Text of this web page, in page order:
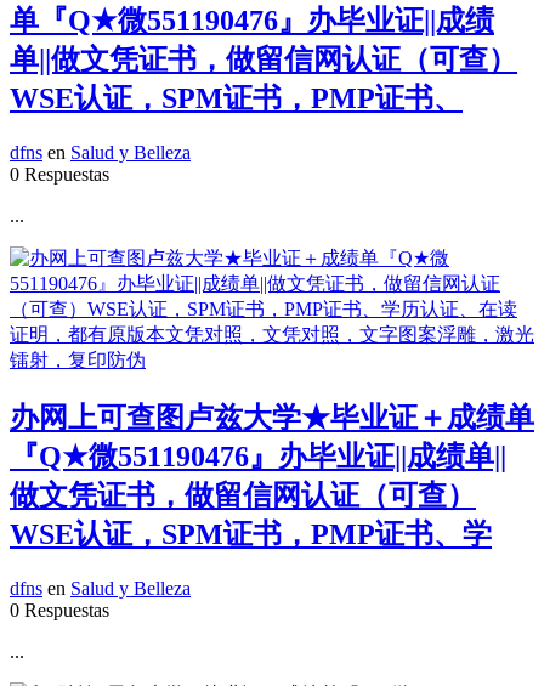
单『Q★微551190476』办毕业证||成绩
单||做文凭证书，做留信网认证（可查）
WSE认证，SPM证书，PMP证书、
dfns en Salud y Belleza
0 Respuestas
...
办网上可查图卢兹大学★毕业证＋成绩单
『Q★微551190476』办毕业证||成绩单||
做文凭证书，做留信网认证（可查）
WSE认证，SPM证书，PMP证书、学
dfns en Salud y Belleza
0 Respuestas
...